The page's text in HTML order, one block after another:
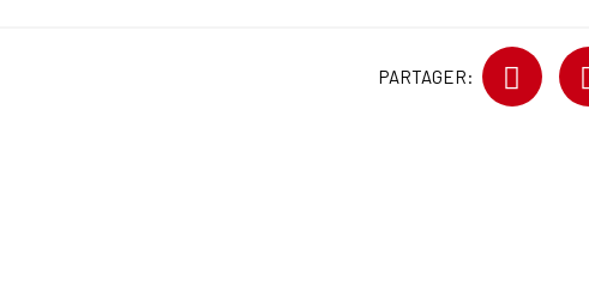
PARTAGER: